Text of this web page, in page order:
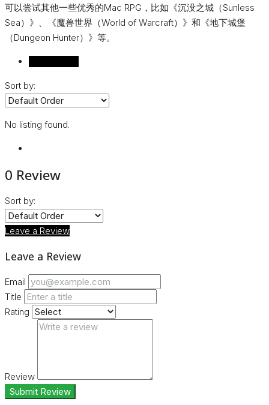
可以尝试其他一些优秀的Mac RPG，比如《沉没之城（Sunless
Sea）》、《魔兽世界（World of Warcraft）》和《地下城堡
（Dungeon Hunter）》等。
Sort by:
No listing found.
0 Review
Sort by:
Leave a Review
Leave a Review
Email
Title
Rating
Review
Submit Review